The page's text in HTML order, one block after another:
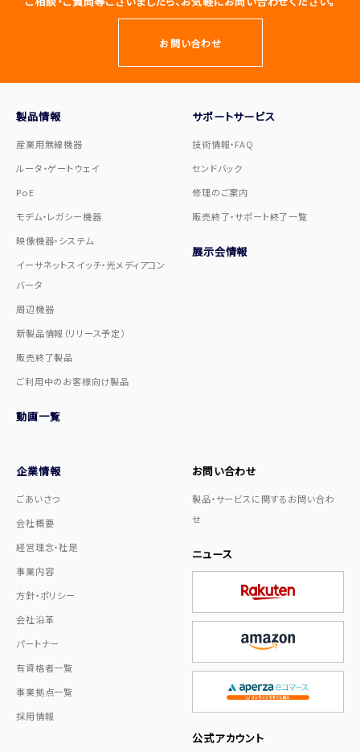
お問い合わせ
製品情報
産業用無線機器
ルータ・ゲートウェイ
PoE
モデム・レガシー機器
映像機器・システム
イーサネットスイッチ・光メディアコン
バータ
周辺機器
新製品情報（リリース予定）
販売終了製品
ご利用中のお客様向け製品
動画一覧
サポートサービス
技術情報・FAQ
センドバック
修理のご案内
販売終了・サポート終了一覧
展示会情報
企業情報
ごあいさつ
会社概要
経営理念・社是
事業内容
方針・ポリシー
会社沿革
パートナー
有資格者一覧
事業拠点一覧
採用情報
お問い合わせ
製品・サービスに関するお問い合わ
せ
ニュース
公式アカウント